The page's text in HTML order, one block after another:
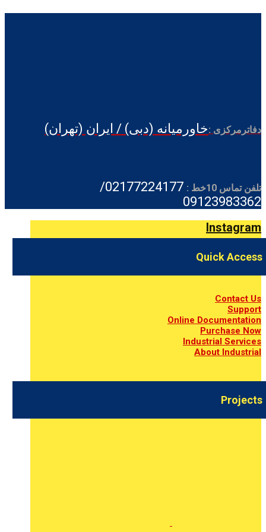
دفاترمرکزی :خاورمیانه (دبی) / ایران (تهران)
تلفن تماس 10خط :
02177224177/
09123983362
Instagram
Quick Access
Contact Us
Support
Online Documentation
Purchase Now
Industrial Services
About Industrial
Projects